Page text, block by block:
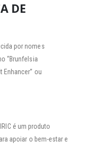
DE
por nomes
“Brunfelsia
Enhancer” ou
é um produto
apoiar o bem-estar e